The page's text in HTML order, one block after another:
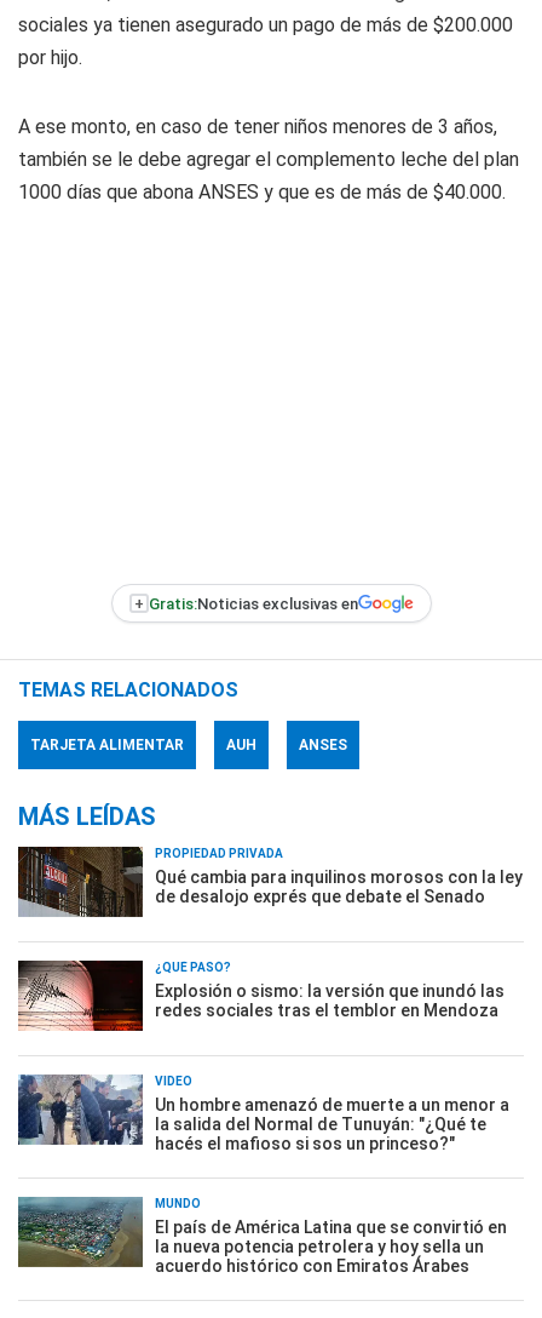
sociales ya tienen asegurado un pago de más de $200.000
por hijo.
A ese monto, en caso de tener niños menores de 3 años,
también se le debe agregar el complemento leche del plan
1000 días que abona ANSES y que es de más de $40.000.
+ Gratis:Noticias exclusivas en
TEMAS RELACIONADOS
TARJETA ALIMENTAR AUH ANSES
MÁS LEÍDAS
PROPIEDAD PRIVADA
Qué cambia para inquilinos morosos con la ley
de desalojo exprés que debate el Senado
¿QUÉ PASÓ?
Explosión o sismo: la versión que inundó las
redes sociales tras el temblor en Mendoza
VIDEO
Un hombre amenazó de muerte a un menor a
la salida del Normal de Tunuyán: "¿Qué te
hacés el mafioso si sos un princeso?"
MUNDO
El país de América Latina que se convirtió en
la nueva potencia petrolera y hoy sella un
acuerdo histórico con Emiratos Árabes